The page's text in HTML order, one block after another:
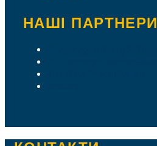
НАШІ ПАРТНЕРИ